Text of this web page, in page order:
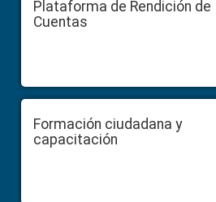
Plataforma de Rendición de
Cuentas
Formación ciudadana y
capacitación